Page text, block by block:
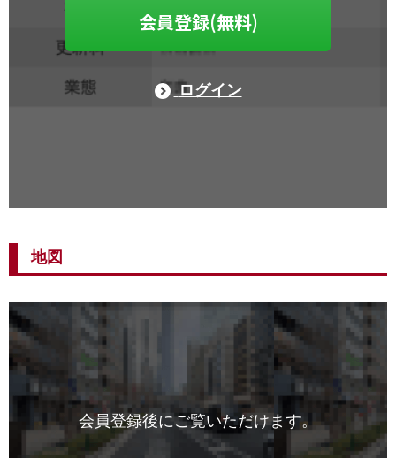
会員登録(無料)
ログイン
地図
会員登録後にご覧いただけます。